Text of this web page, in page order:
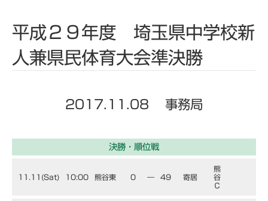
平成２９年度 埼玉県中学校新
人兼県民体育大会準決勝
2017.11.08 事務局
決勝・順位戦
11.11(Sat) 10:00 熊谷東 0 ― 49 寄居
熊
谷
Ｃ